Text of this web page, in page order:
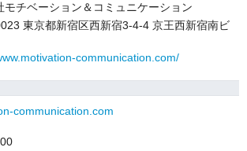
モチベーション＆コミュニケーション
東京都新宿区西新宿3-4-4 京王西新宿南ビ
communication.com/
communication.com